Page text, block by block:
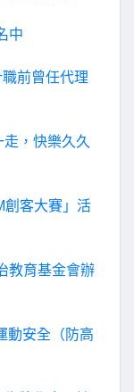
中
前曾任代理
走，快樂久久
創客大賽」活
教育基金會辦
安全（防高